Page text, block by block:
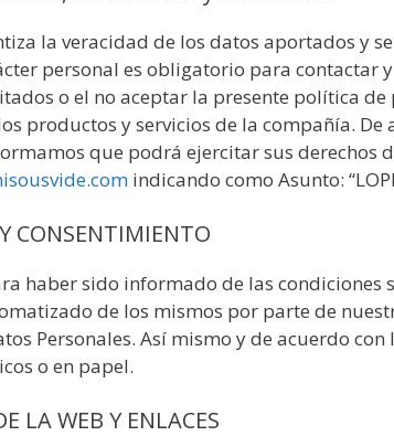
la veracidad de los datos aportados y
personal es obligatorio para contactar
o el no aceptar la presente política
productos y servicios de la compañía.
que podrá ejercitar sus derechos
indicando como Asunto:
CONSENTIMIENTO
haber sido informado de las
de los mismos por parte de
Personales. Así mismo y de acuerdo
o en papel.
LA WEB Y ENLACES